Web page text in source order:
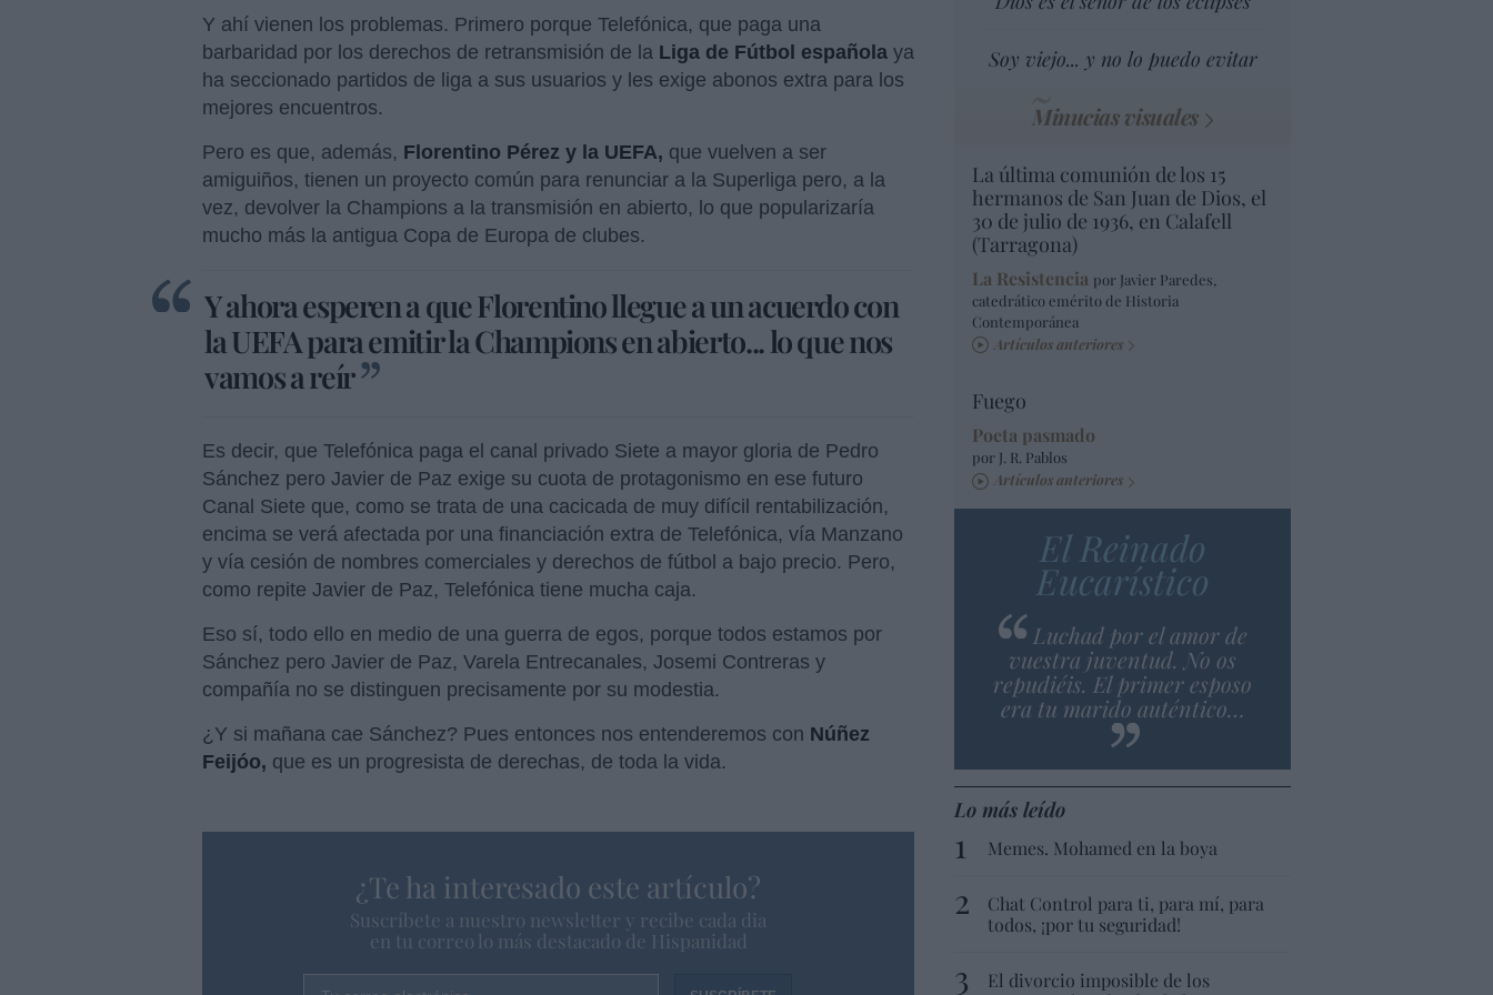
Y ahí vienen los problemas. Primero porque Telefónica, que paga una
barbaridad por los derechos de retransmisión de la Liga de Fútbol española ya
ha seccionado partidos de liga a sus usuarios y les exige abonos extra para los
mejores encuentros.
Pero es que, además, Florentino Pérez y la UEFA, que vuelven a ser
amiguiños, tienen un proyecto común para renunciar a la Superliga pero, a la
vez, devolver la Champions a la transmisión en abierto, lo que popularizaría
mucho más la antigua Copa de Europa de clubes.
Y ahora esperen a que Florentino llegue a un acuerdo con
la UEFA para emitir la Champions en abierto... lo que nos
vamos a reír
Es decir, que Telefónica paga el canal privado Siete a mayor gloria de Pedro
Sánchez pero Javier de Paz exige su cuota de protagonismo en ese futuro
Canal Siete que, como se trata de una cacicada de muy difícil rentabilización,
encima se verá afectada por una financiación extra de Telefónica, vía Manzano
y vía cesión de nombres comerciales y derechos de fútbol a bajo precio. Pero,
como repite Javier de Paz, Telefónica tiene mucha caja.
Eso sí, todo ello en medio de una guerra de egos, porque todos estamos por
Sánchez pero Javier de Paz, Varela Entrecanales, Josemi Contreras y
compañía no se distinguen precisamente por su modestia.
¿Y si mañana cae Sánchez? Pues entonces nos entenderemos con Núñez
Feijóo, que es un progresista de derechas, de toda la vida.
¿Te ha interesado este artículo?
Suscríbete a nuestro newsletter y recibe cada dia
en tu correo lo más destacado de Hispanidad
Soy viejo... y no lo puedo evitar
Minucias visuales
La última comunión de los 15
hermanos de San Juan de Dios, el
30 de julio de 1936, en Calafell
(Tarragona)
La Resistencia por Javier Paredes,
catedrático emérito de Historia
Contemporánea
Artículos anteriores
Fuego
Poeta pasmado
por J. R. Pablos
Artículos anteriores
El Reinado
Eucarístico
Luchad por el amor de
vuestra juventud. No os
repudiéis. El primer esposo
era tu marido auténtico…
Lo más leído
Memes. Mohamed en la boya
Chat Control para ti, para mí, para
todos, ¡por tu seguridad!
El divorcio imposible de los